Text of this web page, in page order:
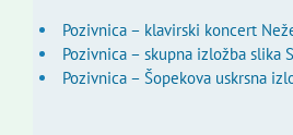
Pozivnica – klavirski koncert
Pozivnica – skupna izložba slika
Pozivnica – Šopekova uskrsna